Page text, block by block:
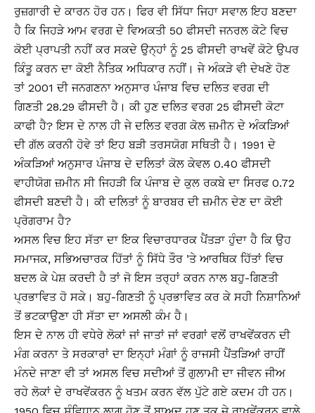
ਰੁਜ਼ਗਾਰੀ ਦੇ ਕਾਰਨ ਹੋਰ ਹਨ। ਫਿਰ ਵੀ ਸਿੱਧਾ ਜਿਹਾ ਸਵਾਲ ਇਹ ਬਣਦਾ
ਹੈ ਕਿ ਜਿਹੜੇ ਆਮ ਵਰਗ ਦੇ ਵਿਅਕਤੀ 50 ਫੀਸਦੀ ਜਨਰਲ ਕੋਟੇ ਵਿਚ
ਕੋਈ ਪ੍ਰਾਪਤੀ ਨਹੀਂ ਕਰ ਸਕਦੇ ਉਨ੍ਹਾਂ ਨੂੰ 25 ਫੀਸਦੀ ਰਾਖਵੇਂ ਕੋਟੇ ਉਪਰ
ਕਿੰਤੂ ਕਰਨ ਦਾ ਕੋਈ ਨੈਤਿਕ ਅਧਿਕਾਰ ਨਹੀਂ। ਜੇ ਅੰਕੜੇ ਵੀ ਦੇਖਣੇ ਹੋਣ
ਤਾਂ 2001 ਦੀ ਜਨਗਣਨਾ ਅਨੁਸਾਰ ਪੰਜਾਬ ਵਿਚ ਦਲਿਤ ਵਰਗ ਦੀ
ਗਿਣਤੀ 28.29 ਫੀਸਦੀ ਹੈ। ਕੀ ਹੁਣ ਦਲਿਤ ਵਰਗ 25 ਫੀਸਦੀ ਕੋਟਾ
ਕਾਫੀ ਹੈ? ਇਸ ਦੇ ਨਾਲ ਹੀ ਜੇ ਦਲਿਤ ਵਰਗ ਕੋਲ ਜ਼ਮੀਨ ਦੇ ਅੰਕੜਿਆਂ
ਦੀ ਗੱਲ ਕਰਨੀ ਹੋਵੇ ਤਾਂ ਇਹ ਬੜੀ ਤਰਸਯੋਗ ਸਥਿਤੀ ਹੈ। 1991 ਦੇ
ਅੰਕੜਿਆਂ ਅਨੁਸਾਰ ਪੰਜਾਬ ਦੇ ਦਲਿਤਾਂ ਕੋਲ ਕੇਵਲ 0.40 ਫੀਸਦੀ
ਵਾਹੀਯੋਗ ਜ਼ਮੀਨ ਸੀ ਜਿਹੜੀ ਕਿ ਪੰਜਾਬ ਦੇ ਕੁਲ ਰਕਬੇ ਦਾ ਸਿਰਫ 0.72
ਫੀਸਦੀ ਬਣਦੀ ਹੈ। ਕੀ ਦਲਿਤਾਂ ਨੂੰ ਬਾਰਬਰ ਦੀ ਜ਼ਮੀਨ ਦੇਣ ਦਾ ਕੋਈ
ਪ੍ਰੋਗਰਾਮ ਹੈ?
ਅਸਲ ਵਿਚ ਇਹ ਸੱਤਾ ਦਾ ਇਕ ਵਿਚਾਰਧਾਰਕ ਪੈਂਤੜਾ ਹੁੰਦਾ ਹੈ ਕਿ ਉਹ
ਸਮਾਜਕ, ਸਭਿਅਚਾਰਕ ਹਿੱਤਾਂ ਨੂੰ ਸਿੱਧੇ ਤੌਰ ’ਤੇ ਆਰਥਿਕ ਹਿੱਤਾਂ ਵਿਚ
ਬਦਲ ਕੇ ਪੇਸ਼ ਕਰਦੀ ਹੈ ਤਾਂ ਜੋ ਇਸ ਤਰ੍ਹਾਂ ਕਰਨ ਨਾਲ ਬਹੁ-ਗਿਣਤੀ
ਪ੍ਰਭਾਵਿਤ ਹੋ ਸਕੇ। ਬਹੁ-ਗਿਣਤੀ ਨੂੰ ਪ੍ਰਭਾਵਿਤ ਕਰ ਕੇ ਸਹੀ ਨਿਸ਼ਾਨਿਆਂ
ਤੋਂ ਭਟਕਾਉਣਾ ਹੀ ਸੱਤਾ ਦਾ ਅਸਲੀ ਕੰਮ ਹੈ।
ਇਸ ਦੇ ਨਾਲ ਹੀ ਵਧੇਰੇ ਲੋਕਾਂ ਜਾਂ ਜਾਤਾਂ ਜਾਂ ਵਰਗਾਂ ਵਲੋਂ ਰਾਖਵੇਂਕਰਨ ਦੀ
ਮੰਗ ਕਰਨਾ ਤੇ ਸਰਕਾਰਾਂ ਦਾ ਇਨ੍ਹਾਂ ਮੰਗਾਂ ਨੂੰ ਰਾਜਸੀ ਪੈਂਤੜਿਆਂ ਰਾਹੀਂ
ਮੰਨਦੇ ਜਾਣਾ ਵੀ ਤਾਂ ਅਸਲ ਵਿਚ ਸਦੀਆਂ ਤੋਂ ਗੁਲਾਮੀ ਦਾ ਜੀਵਨ ਜੀਅ
ਰਹੇ ਲੋਕਾਂ ਦੇ ਰਾਖਵੇਂਕਰਨ ਨੂੰ ਖਤਮ ਕਰਨ ਵੱਲ ਪੁੱਟੇ ਗਏ ਕਦਮ ਹੀ ਹਨ।